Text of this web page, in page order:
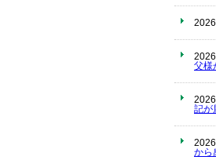
父様
記が
から